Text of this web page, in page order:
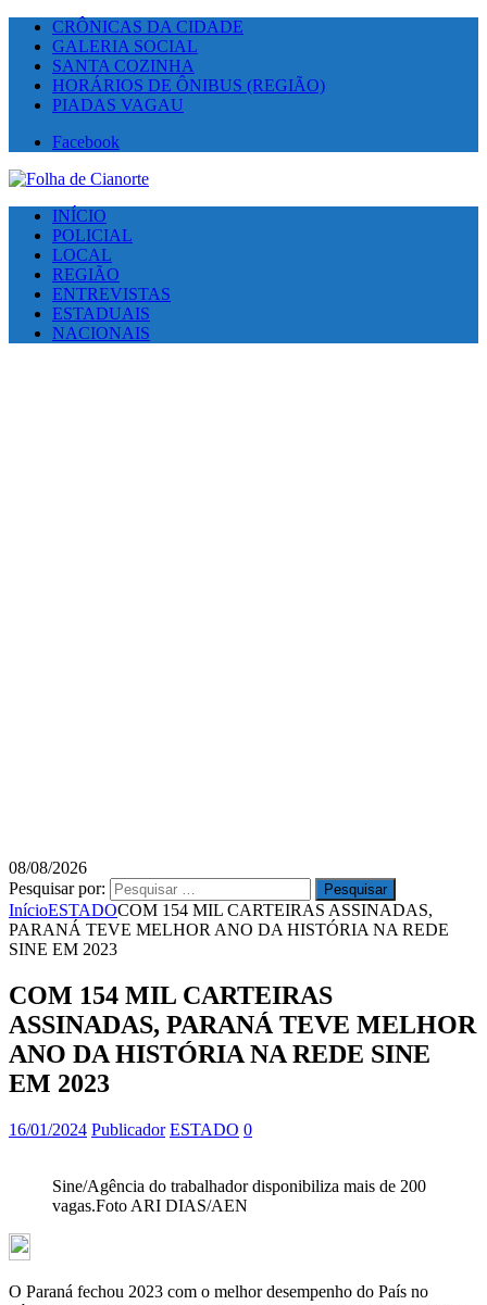
CRÔNICAS DA CIDADE
GALERIA SOCIAL
SANTA COZINHA
HORÁRIOS DE ÔNIBUS (REGIÃO)
PIADAS VAGAU
Facebook
INÍCIO
POLICIAL
LOCAL
REGIÃO
ENTREVISTAS
ESTADUAIS
NACIONAIS
08/08/2026
Pesquisar por:
InícioESTADOCOM 154 MIL CARTEIRAS ASSINADAS,
PARANÁ TEVE MELHOR ANO DA HISTÓRIA NA REDE
SINE EM 2023
COM 154 MIL CARTEIRAS
ASSINADAS, PARANÁ TEVE MELHOR
ANO DA HISTÓRIA NA REDE SINE
EM 2023
16/01/2024 Publicador ESTADO 0
Sine/Agência do trabalhador disponibiliza mais de 200
vagas.Foto ARI DIAS/AEN
O Paraná fechou 2023 com o melhor desempenho do País no